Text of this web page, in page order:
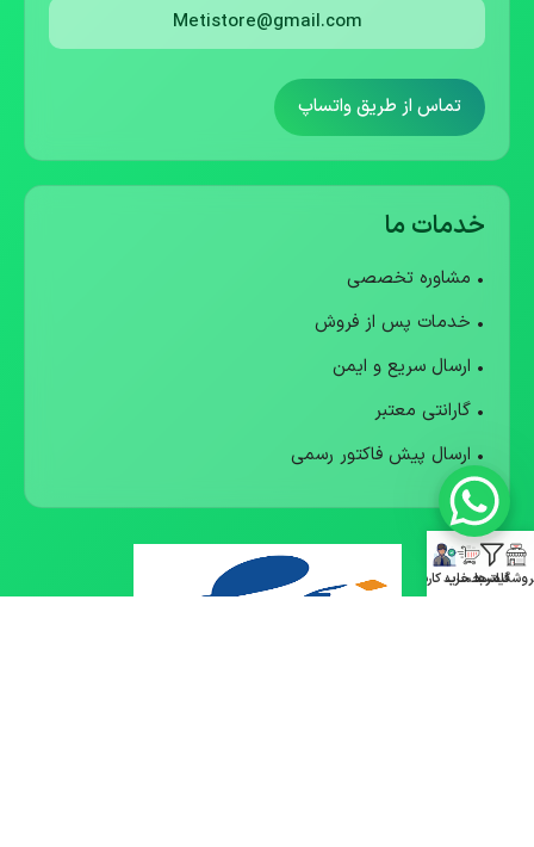
Metistore@gmail.com
تماس از طریق واتساپ
خدمات ما
• مشاوره تخصصی
• خدمات پس از فروش
• ارسال سریع و ایمن
• گارانتی معتبر
• ارسال پیش فاکتور رسمی
فیلترهاسبد خرید
حساب کاربری